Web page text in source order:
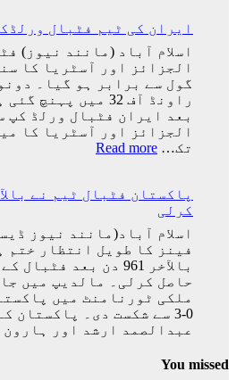
ایران کی ٹیم فٹبال
اسلام آباد (مانند نیوز)
الجزائز اور آسٹریا کا
گول سے برابر ہو گیا۔
راونڈ آف 32 میں
بعد ایران فٹبال ورلڈ کپ
تک… Read more
:
ٹیم
سے
باہر
ہوگئی
پاکستان فٹبال ٹیم نے
کرلی
اسلام آباد(مانند نیوز
فینز کا طویل انتظار ختم
بالآخر 961 دن بعد
حاصل کرلی۔ مالدیپ میں
ملکی ٹورنامنٹ میں
0-3 سے شکست دی۔ پاکستان
عبدالصمد ارشد اور
You missed